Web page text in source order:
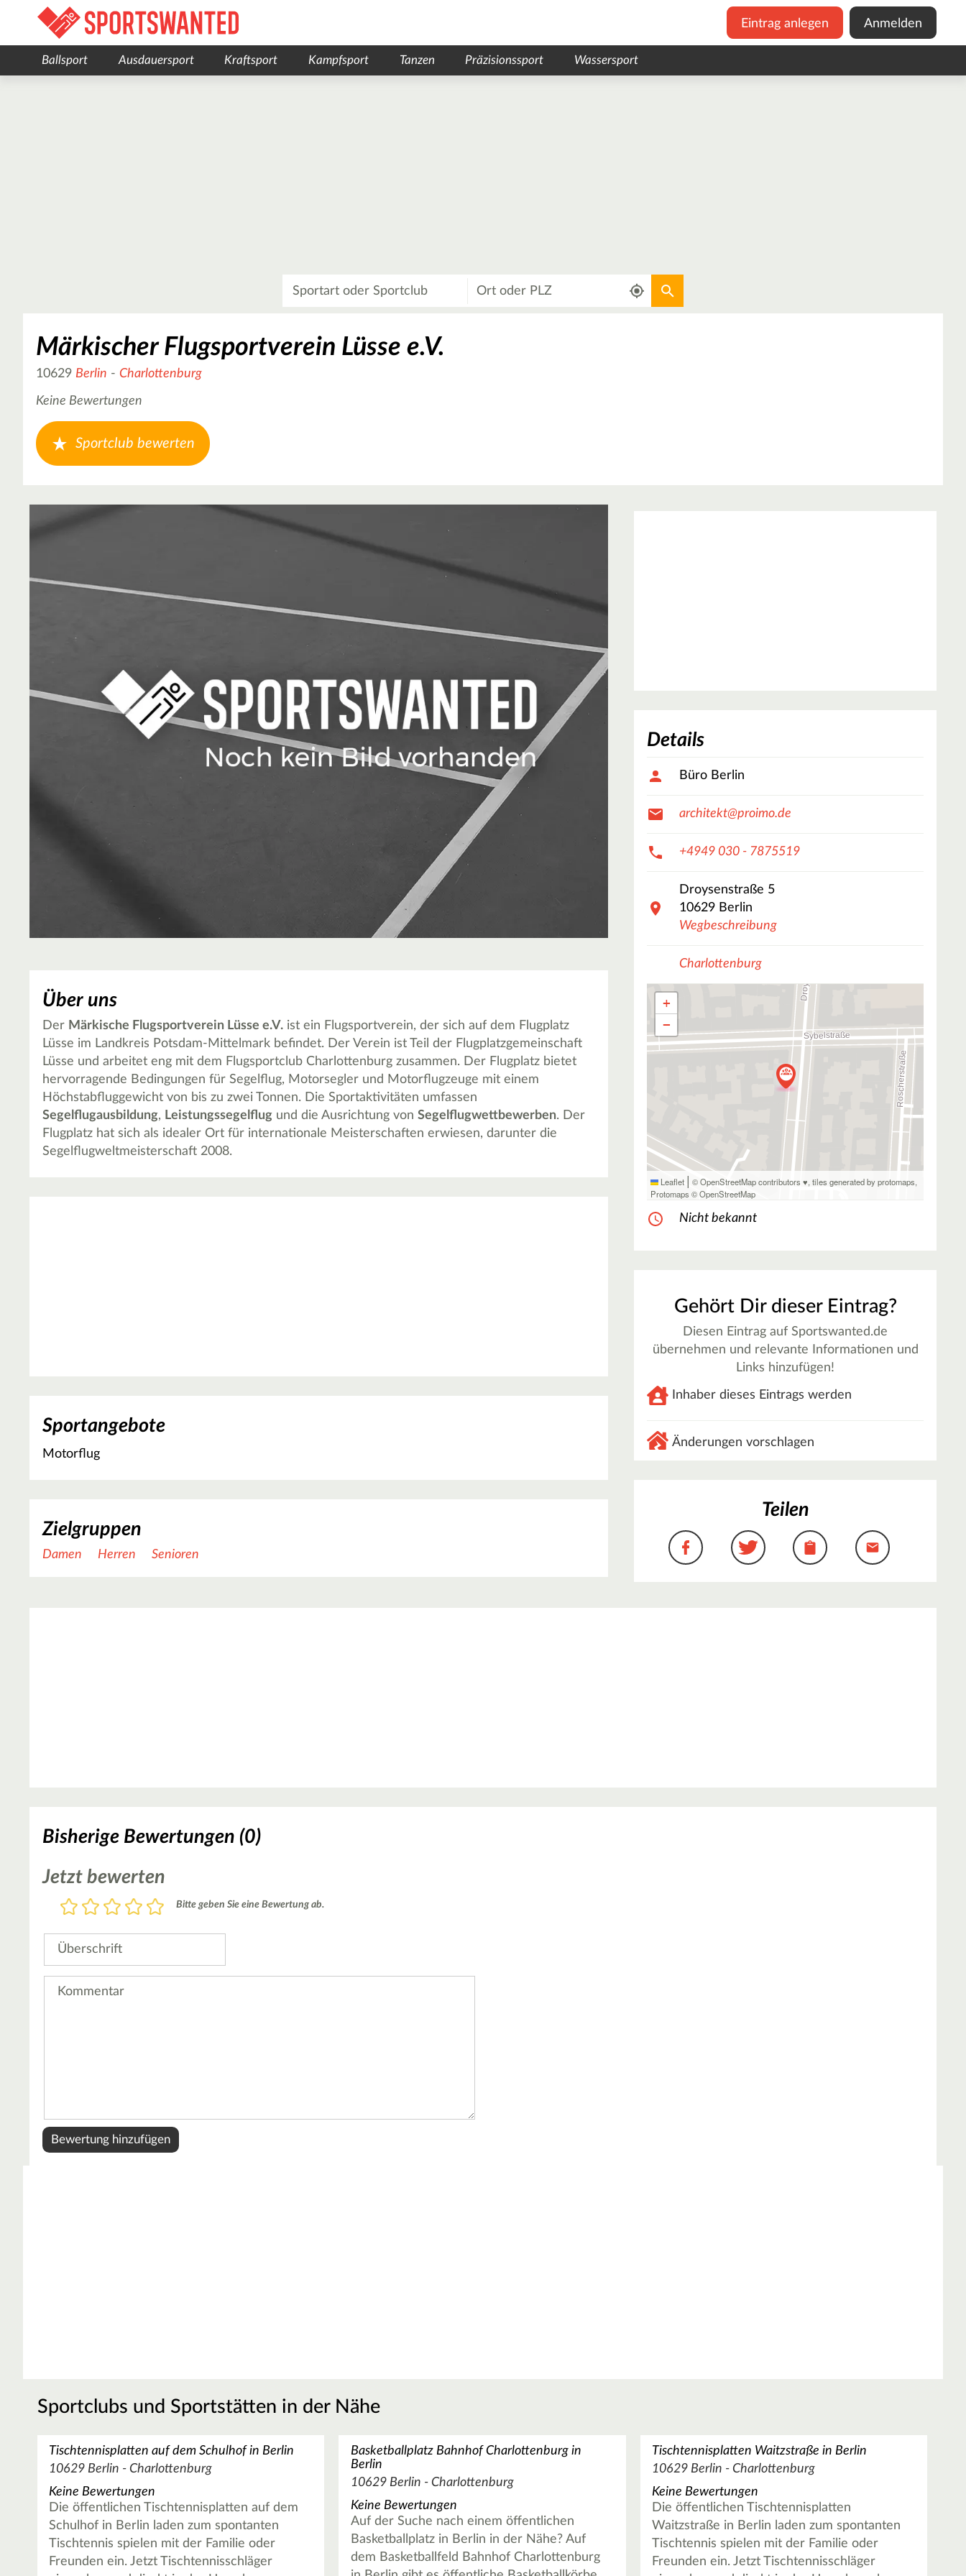
Eintrag anlegen Anmelden
Ballsport Ausdauersport Kraftsport Kampfsport Tanzen Präzisionssport Wassersport
Aktuellen Standort verwenden
Märkischer Flugsportverein Lüsse e.V.
10629 Berlin - Charlottenburg
Keine Bewertungen
Sportclub bewerten
Über uns
Der Märkische Flugsportverein Lüsse e.V. ist ein Flugsportverein, der sich auf dem Flugplatz
Lüsse im Landkreis Potsdam-Mittelmark befindet. Der Verein ist Teil der Flugplatzgemeinschaft
Lüsse und arbeitet eng mit dem Flugsportclub Charlottenburg zusammen. Der Flugplatz bietet
hervorragende Bedingungen für Segelflug, Motorsegler und Motorflugzeuge mit einem
Höchstabfluggewicht von bis zu zwei Tonnen. Die Sportaktivitäten umfassen
Segelflugausbildung, Leistungssegelflug und die Ausrichtung von Segelflugwettbewerben. Der
Flugplatz hat sich als idealer Ort für internationale Meisterschaften erwiesen, darunter die
Segelflugweltmeisterschaft 2008.
Sportangebote
Motorflug
Zielgruppen
Damen Herren Senioren
Details
Büro Berlin
architekt@proimo.de
+4949 030 - 7875519
Droysenstraße 5
10629 Berlin
Wegbeschreibung
Charlottenburg
+
−
Leaflet | © OpenStreetMap contributors ♥,tiles generated by protomaps
Protomaps ©OpenStreetMap
Nicht bekannt
Gehört Dir dieser Eintrag?
Diesen Eintrag auf Sportswanted.de
übernehmen und relevante Informationen und
Links hinzufügen!
Inhaber dieses Eintrags werden
Änderungen vorschlagen
Teilen
Bisherige Bewertungen (0)
Jetzt bewerten
Bewertung
5
4
3
2
1
Bitte geben Sie eine Bewertung ab.
Überschrift
Sportclubs und Sportstätten in der Nähe
Tischtennisplatten auf dem Schulhof in Berlin
10629 Berlin - Charlottenburg
Keine Bewertungen
Die öffentlichen Tischtennisplatten auf dem
Schulhof in Berlin laden zum spontanten
Tischtennis spielen mit der Familie oder
Freunden ein. Jetzt Tischtennisschläger
Basketballplatz Bahnhof Charlottenburg in
Berlin
10629 Berlin - Charlottenburg
Keine Bewertungen
Auf der Suche nach einem öffentlichen
Basketballplatz in Berlin in der Nähe? Auf
dem Basketballfeld Bahnhof Charlottenburg
Tischtennisplatten Waitzstraße in Berlin
10629 Berlin - Charlottenburg
Keine Bewertungen
Die öffentlichen Tischtennisplatten
Waitzstraße in Berlin laden zum spontanten
Tischtennis spielen mit der Familie oder
Freunden ein. Jetzt Tischtennisschläger